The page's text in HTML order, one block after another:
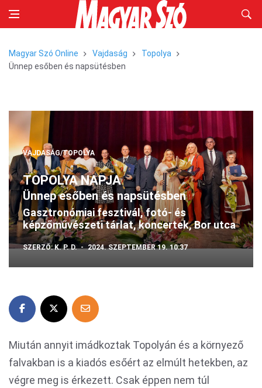
Magyar Szó Online Vajdaság
Topolya
Ünnep esőben és napsütésben
VAJDASÁG/TOPOLYA
TOPOLYA NAPJA
Ünnep esőben és napsütésben
Gasztronómiai fesztivál, fotó- és
képzőművészeti tárlat, koncertek, Bor utca
SZERZŐ:K. P. D. 2024. SZEPTEMBER 19. 10:37
Miután annyit imádkoztak Topolyán és a környező
falvakban is a kiadós esőért az elmúlt hetekben, az
végre meg is érkezett. Csak éppen nem túl